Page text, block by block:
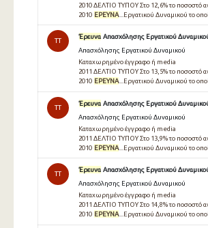
2010 ΔΕΛΤΙΟ ΤΥΠΟΥ Στο 12,6% το ποσοστό
2010 ΕΡΕΥΝΑ...Εργατικού Δυναμικού το
TT
Έρευνα Απασχόλησης Εργατικού
Απασχόλησης Εργατικού Δυναμικού
Καταχωρημένο έγγραφο ή media
2011 ΔΕΛΤΙΟ ΤΥΠΟΥ Στο 13,5% το ποσοστό
2010 ΕΡΕΥΝΑ...Εργατικού Δυναμικού το
TT
Έρευνα Απασχόλησης Εργατικού
Απασχόλησης Εργατικού Δυναμικού
Καταχωρημένο έγγραφο ή media
2011 ΔΕΛΤΙΟ ΤΥΠΟΥ Στο 13,9% το ποσοστό
2010 ΕΡΕΥΝΑ...Εργατικού Δυναμικού το
TT
Έρευνα Απασχόλησης Εργατικού
Απασχόλησης Εργατικού Δυναμικού
Καταχωρημένο έγγραφο ή media
2011 ΔΕΛΤΙΟ ΤΥΠΟΥ Στο 14,8% το ποσοστό
2010 ΕΡΕΥΝΑ...Εργατικού Δυναμικού το